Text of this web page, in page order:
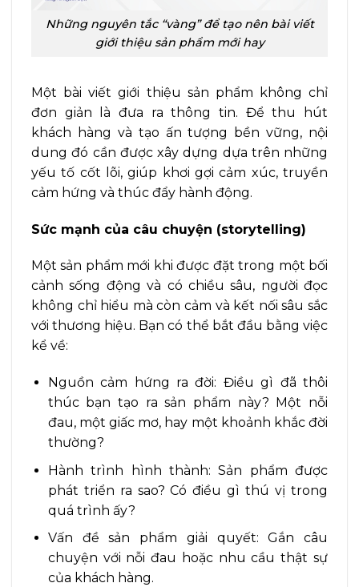
Những nguyên tắc “vàng” để tạo nên bài viết
giới thiệu sản phẩm mới hay
Một bài viết giới thiệu sản phẩm không chỉ
đơn giản là đưa ra thông tin. Để thu hút
khách hàng và tạo ấn tượng bền vững, nội
dung đó cần được xây dựng dựa trên những
yếu tố cốt lõi, giúp khơi gợi cảm xúc, truyền
cảm hứng và thúc đẩy hành động.
Sức mạnh của câu chuyện (storytelling)
Một sản phẩm mới khi được đặt trong một bối
cảnh sống động và có chiều sâu, người đọc
không chỉ hiểu mà còn cảm và kết nối sâu sắc
với thương hiệu. Bạn có thể bắt đầu bằng việc
kể về:
Nguồn cảm hứng ra đời: Điều gì đã thôi
thúc bạn tạo ra sản phẩm này? Một nỗi
đau, một giấc mơ, hay một khoảnh khắc đời
thường?
Hành trình hình thành: Sản phẩm được
phát triển ra sao? Có điều gì thú vị trong
quá trình ấy?
Vấn đề sản phẩm giải quyết: Gắn câu
chuyện với nỗi đau hoặc nhu cầu thật sự
của khách hàng.